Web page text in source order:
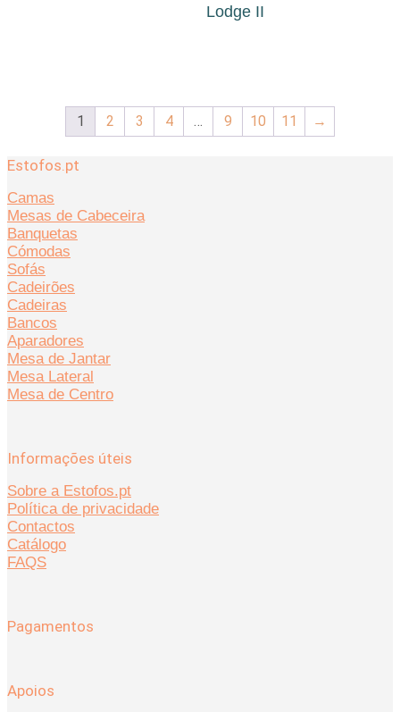
Lodge II
1 2 3 4 … 9 10 11 →
Estofos.pt
Camas
Mesas de Cabeceira
Banquetas
Cómodas
Sofás
Cadeirões
Cadeiras
Bancos
Aparadores
Mesa de Jantar
Mesa Lateral
Mesa de Centro
Informações úteis
Sobre a Estofos.pt
Política de privacidade
Contactos
Catálogo
FAQS
Pagamentos
Apoios